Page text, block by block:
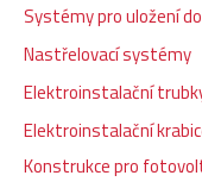
Systémy pro uložení
Nastřelovací systémy
Elektroinstalační
Elektroinstalační
Konstrukce pro